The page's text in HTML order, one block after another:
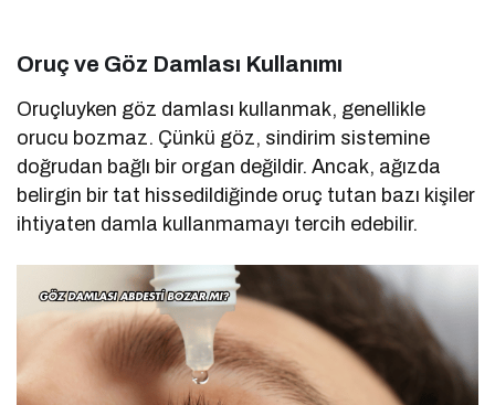
Oruç ve Göz Damlası Kullanımı
Oruçluyken göz damlası kullanmak, genellikle
orucu bozmaz. Çünkü göz, sindirim sistemine
doğrudan bağlı bir organ değildir. Ancak, ağızda
belirgin bir tat hissedildiğinde oruç tutan bazı kişiler
ihtiyaten damla kullanmamayı tercih edebilir.